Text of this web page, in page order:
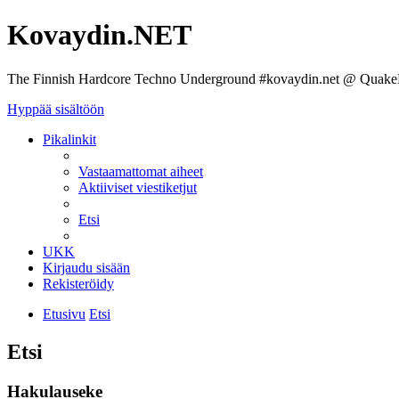
Kovaydin.NET
The Finnish Hardcore Techno Underground #kovaydin.net @
Hyppää sisältöön
Pikalinkit
Vastaamattomat aiheet
Aktiiviset viestiketjut
Etsi
UKK
Kirjaudu sisään
Rekisteröidy
Etusivu Etsi
Etsi
Hakulauseke